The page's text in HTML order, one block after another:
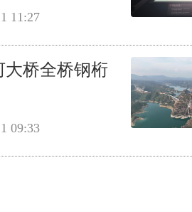
11:27
桥全桥钢桁
09:33